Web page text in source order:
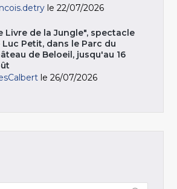
le 22/07/2026
Livre de la Jungle", spectacle
Luc Petit, dans le Parc du
de Beloeil, jusqu'au 16
le 26/07/2026